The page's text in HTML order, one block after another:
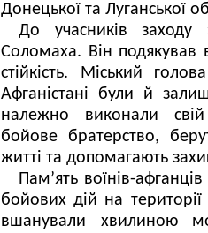
Донецької та Луганської
До учасників заходу
Соломаха. Він подякував
стійкість. Міський
Афганістані були й
належно виконали свій
бойове братерство,
житті та допомагають
Пам’ять воїнів-
бойових дій на
вшанували хвилиною